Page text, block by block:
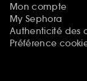
Mon compte
My Sephora
Authenticité des
Préférence